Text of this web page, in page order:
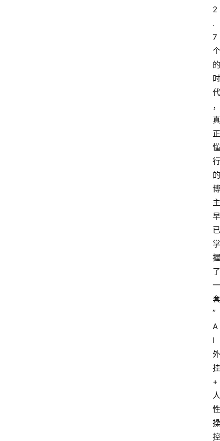
2
.
7
个
的
时
代
，
真
正
懂
行
的
博
主
早
已
掌
握
了
一
套
”
A
I
外
挂
+
人
性
操
控